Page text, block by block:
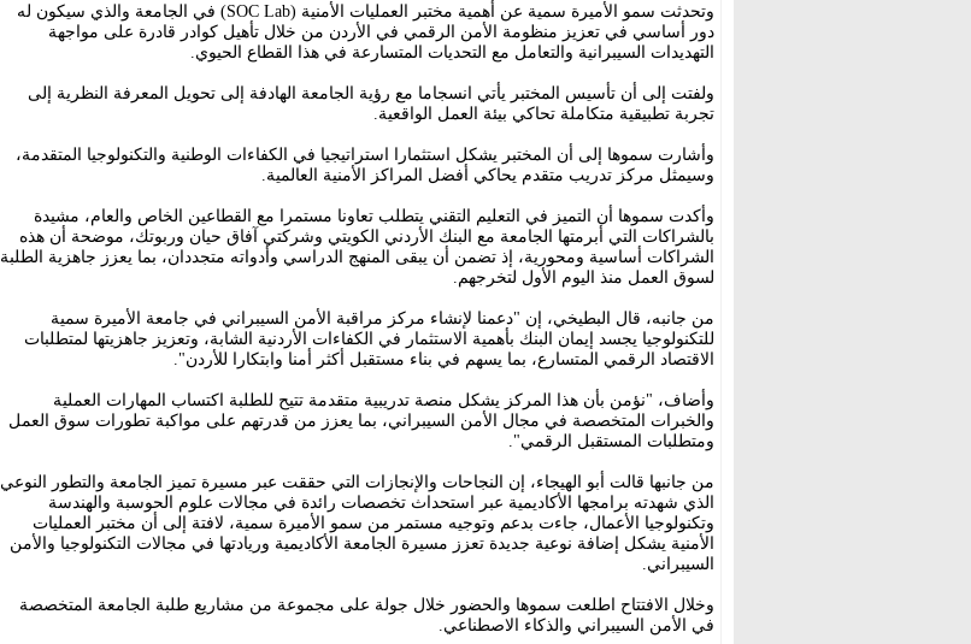
وتحدثت سمو الأميرة سمية عن أهمية مختبر العمليات الأمنية (SOC Lab) في الجامعة والذي سيكون له
دور أساسي في تعزيز منظومة الأمن الرقمي في الأردن من خلال تأهيل كوادر قادرة على مواجهة
التهديدات السيبرانية والتعامل مع التحديات المتسارعة في هذا القطاع الحيوي.
ولفتت إلى أن تأسيس المختبر يأتي انسجاما مع رؤية الجامعة الهادفة إلى تحويل المعرفة النظرية إلى
تجربة تطبيقية متكاملة تحاكي بيئة العمل الواقعية.
وأشارت سموها إلى أن المختبر يشكل استثمارا استراتيجيا في الكفاءات الوطنية والتكنولوجيا المتقدمة،
وسيمثل مركز تدريب متقدم يحاكي أفضل المراكز الأمنية العالمية.
وأكدت سموها أن التميز في التعليم التقني يتطلب تعاونا مستمرا مع القطاعين الخاص والعام، مشيدة
بالشراكات التي أبرمتها الجامعة مع البنك الأردني الكويتي وشركتي آفاق حيان وربوتك، موضحة أن هذه
الشراكات أساسية ومحورية، إذ تضمن أن يبقى المنهج الدراسي وأدواته متجددان، بما يعزز جاهزية الطلبة
لسوق العمل منذ اليوم الأول لتخرجهم.
من جانبه، قال البطيخي، إن "دعمنا لإنشاء مركز مراقبة الأمن السيبراني في جامعة الأميرة سمية
للتكنولوجيا يجسد إيمان البنك بأهمية الاستثمار في الكفاءات الأردنية الشابة، وتعزيز جاهزيتها لمتطلبات
الاقتصاد الرقمي المتسارع، بما يسهم في بناء مستقبل أكثر أمنا وابتكارا للأردن".
وأضاف، "نؤمن بأن هذا المركز يشكل منصة تدريبية متقدمة تتيح للطلبة اكتساب المهارات العملية
والخبرات المتخصصة في مجال الأمن السيبراني، بما يعزز من قدرتهم على مواكبة تطورات سوق العمل
ومتطلبات المستقبل الرقمي".
من جانبها قالت أبو الهيجاء، إن النجاحات والإنجازات التي حققت عبر مسيرة تميز الجامعة والتطور النوعي
الذي شهدته برامجها الأكاديمية عبر استحداث تخصصات رائدة في مجالات علوم الحوسبة والهندسة
وتكنولوجيا الأعمال، جاءت بدعم وتوجيه مستمر من سمو الأميرة سمية، لافتة إلى أن مختبر العمليات
الأمنية يشكل إضافة نوعية جديدة تعزز مسيرة الجامعة الأكاديمية وريادتها في مجالات التكنولوجيا والأمن
السيبراني.
وخلال الافتتاح اطلعت سموها والحضور خلال جولة على مجموعة من مشاريع طلبة الجامعة المتخصصة
في الأمن السيبراني والذكاء الاصطناعي.